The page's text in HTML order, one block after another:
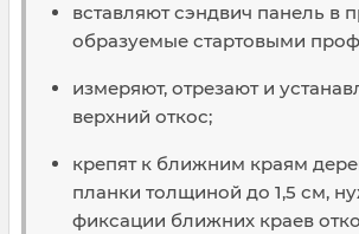
вставляют сэндвич панель в
образуемые стартовыми
измеряют, отрезают и
верхний откос;
крепят к ближним краям
планки толщиной до 1,5 см,
фиксации ближних краев